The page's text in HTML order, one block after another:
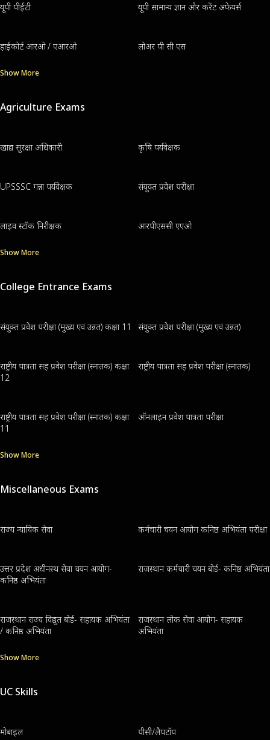
यूपी पीईटी यूपी सामान्य ज्ञान और करेंट अफेयर्स
हाईकोर्ट आरओ / एआरओ लोअर पी सी एस
Show More
Agriculture Exams
खाद्य सुरक्षा अधिकारी कृषि पर्यवेक्षक
UPSSSC गन्ना पर्यवेक्षक संयुक्त प्रवेश परीक्षा
लाइव स्टॉक निरीक्षक आरपीएससी एएओ
Show More
College Entrance Exams
संयुक्त प्रवेश परीक्षा (मुख्य एवं उन्नत) कक्षा 11 संयुक्त प्रवेश परीक्षा (मुख्य एवं उन्नत)
राष्ट्रीय पात्रता सह प्रवेश परीक्षा (स्नातक) कक्षा
12
राष्ट्रीय पात्रता सह प्रवेश परीक्षा (स्नातक)
राष्ट्रीय पात्रता सह प्रवेश परीक्षा (स्नातक) कक्षा
11
ऑनलाइन प्रवेश पात्रता परीक्षा
Show More
Miscellaneous Exams
राज्य न्यायिक सेवा कर्मचारी चयन आयोग कनिष्ठ अभियंता परीक्षा
उत्तर प्रदेश अधीनस्थ सेवा चयन आयोग-
कनिष्ठ अभियंता
राजस्थान कर्मचारी चयन बोर्ड- कनिष्ठ अभियंता
राजस्थान राज्य विद्युत बोर्ड- सहायक अभियंता
/ कनिष्ठ अभियंता
राजस्थान लोक सेवा आयोग- सहायक
अभियंता
Show More
UC Skills
मोबाइल पीसी/लैपटॉप